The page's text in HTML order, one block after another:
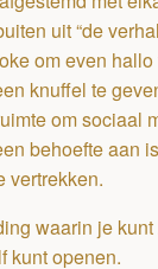
uit “de
om even
knuffel te
om sociaal
behoefte aan
vertrekken.
waarin je kunt
kunt openen.